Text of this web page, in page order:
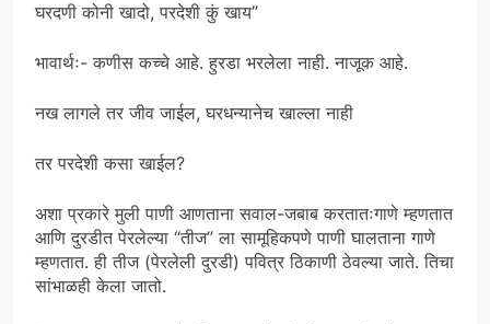
घरदणी कोनी खादो, परदेशी कुं खाय”
भावार्थः- कणीस कच्चे आहे. हुरडा भरलेला नाही. नाजूक आहे.
नख लागले तर जीव जाईल, घरधन्यानेच खाल्ला नाही
तर परदेशी कसा खाईल?
अशा प्रकारे मुली पाणी आणताना सवाल-जबाब करतातःगाणे म्हणतात
आणि दुरडीत पेरलेल्या “तीज” ला सामूहिकपणे पाणी घालताना गाणे
म्हणतात. ही तीज (पेरलेली दुरडी) पवित्र ठिकाणी ठेवल्या जाते. तिचा
सांभाळही केला जातो.